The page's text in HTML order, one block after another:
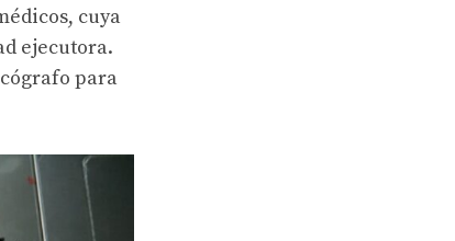
cuya
ejecutora.
para